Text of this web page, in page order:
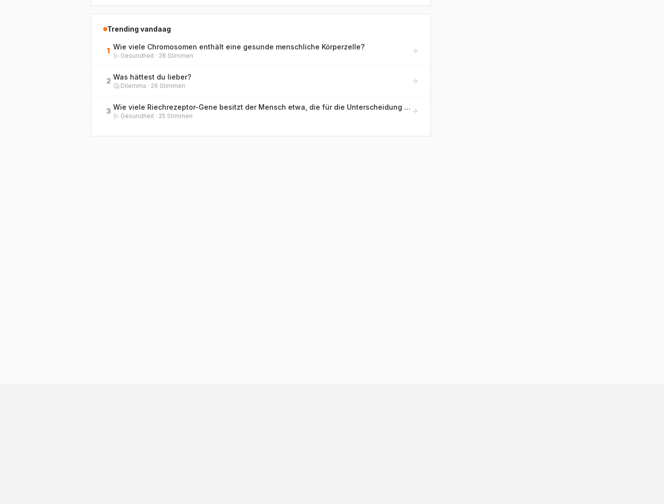
aus dem Programm
nehmen?
gründete das Label
ZickZack?
Trending vandaag
1 Wie viele Chromosomen enthält eine gesunde menschliche Körperzelle?
🩺 Gesundheit · 28 Stimmen
2 Was hättest du lieber?
🤔 Dilemma · 26 Stimmen
3 Wie viele Riechrezeptor-Gene besitzt der Mensch etwa, die für die Unterscheidung von Gerüchen zuständig sind?
🩺 Gesundheit · 25 Stimmen